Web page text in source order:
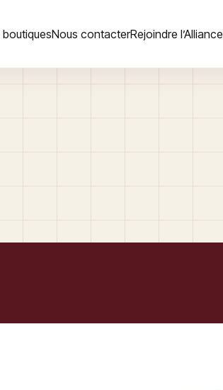
Nous contacterRejoindre l’Alliance